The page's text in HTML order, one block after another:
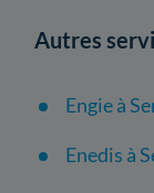
Autres
Engie à
Enedis à